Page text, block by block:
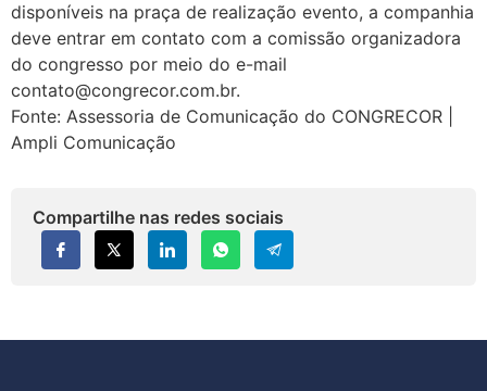
disponíveis na praça de realização evento, a companhia
deve entrar em contato com a comissão organizadora
do congresso por meio do e-mail
contato@congrecor.com.br.
Fonte: Assessoria de Comunicação do CONGRECOR |
Ampli Comunicação
Compartilhe nas redes sociais